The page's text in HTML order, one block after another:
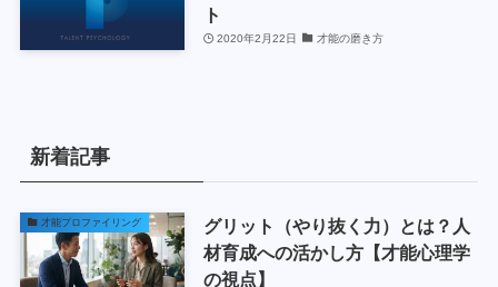
ト
2020年2月22日 才能の磨き方
新着記事
才能プロファイリング
グリット（やり抜く力）とは？人
材育成への活かし方【才能心理学
の視点】